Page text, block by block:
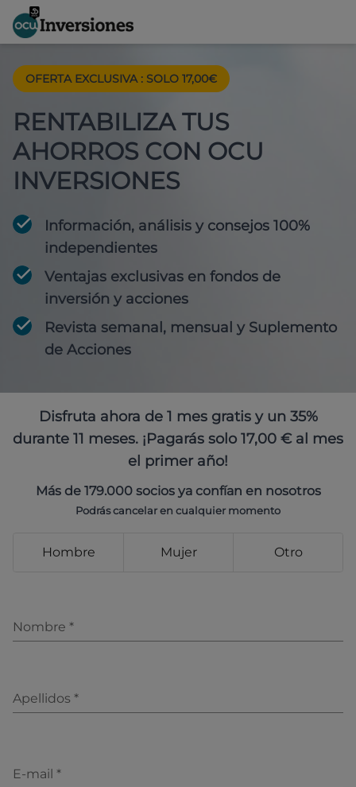
OFERTA EXCLUSIVA : SOLO 17,00€
RENTABILIZA TUS
AHORROS CON OCU
INVERSIONES
Información, análisis y consejos 100%
independientes
Ventajas exclusivas en fondos de
inversión y acciones
Revista semanal, mensual y Suplemento
de Acciones
Disfruta ahora de 1 mes gratis y un 35%
durante 11 meses. ¡Pagarás solo 17,00 € al mes
el primer año!
Más de 179.000 socios ya confían en nosotros
Podrás cancelar en cualquier momento
Hombre Mujer Otro
Nombre *
Apellidos *
E-mail *